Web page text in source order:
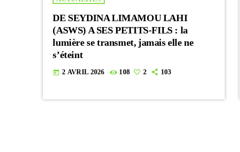
DE SEYDINA LIMAMOU LAHI
(ASWS) A SES PETITS-FILS : la
lumière se transmet, jamais elle ne
s’éteint
today 2 AVRIL 2026 108 2 103